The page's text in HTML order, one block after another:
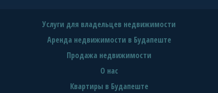
Услуги для владельцев недвижимости
Аренда недвижимости в Будапеште
Продажа недвижимости
О нас
Квартиры в Будапеште